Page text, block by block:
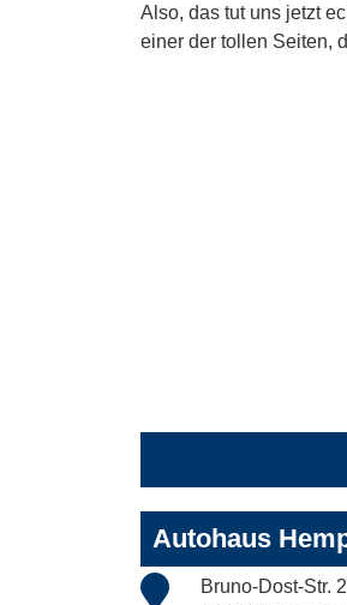
Also, das tut uns jetzt
einer der tollen Seiten,
Autohaus
Bruno-Dost-Str.